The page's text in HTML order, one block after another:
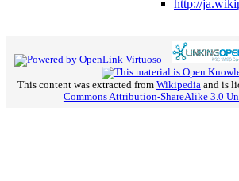
http://
This content was extracted from Wikipedia and is
Commons Attribution-ShareAlike 3.0